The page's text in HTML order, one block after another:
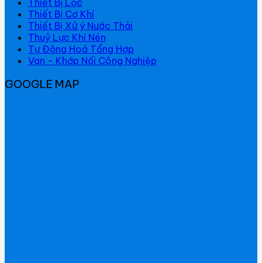
Thiết Bị Cơ Khí
Thiết Bị Xử ý Nước Thải
Thuỷ Lực Khí Nén
Tự Động Hoá Tổng Hợp
Van - Khớp Nối Công Nghiệp
GOOGLE MAP